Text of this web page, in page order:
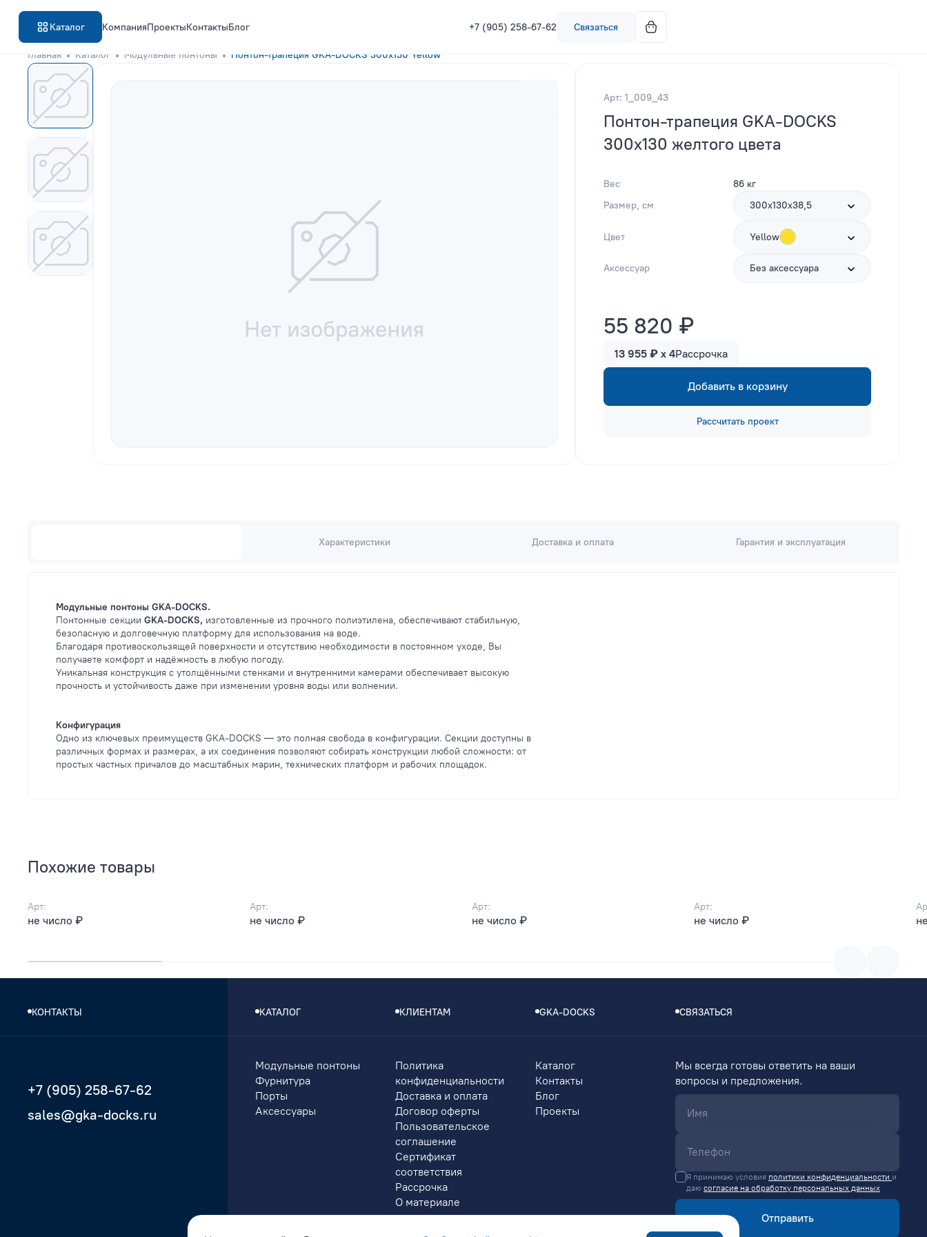
Каталог КомпанияПроектыКонтактыБлог +7 (905) 258-67-62 Связаться
Главная Каталог Модульные понтоны Понтон-трапеция GKA-DOCKS 300x130 Yellow
Арт: 1_009_43
Понтон-трапеция GKA-DOCKS
300x130 желтого цвета
Вес
86 кг
Размер, см
300х130х38,5
Цвет Yellow
Аксессуар Без аксессуара
55 820 ₽
13 955 ₽ x 4Рассрочка
Добавить в корзину
Рассчитать проект
Характеристики Доставка и оплата Гарантия и эксплуатация
Модульные понтоны GKA-DOCKS.
Понтонные секции GKA-DOCKS, изготовленные из прочного полиэтилена, обеспечивают стабильную,
безопасную и долговечную платформу для использования на воде.
Благодаря противоскользящей поверхности и отсутствию необходимости в постоянном уходе, Вы
получаете комфорт и надёжность в любую погоду.
Уникальная конструкция с утолщёнными стенками и внутренними камерами обеспечивает высокую
прочность и устойчивость даже при изменении уровня воды или волнении.
Конфигурация
Одно из ключевых преимуществ GKA-DOCKS — это полная свобода в конфигурации. Секции доступны в
различных формах и размерах, а их соединения позволяют собирать конструкции любой сложности: от
простых частных причалов до масштабных марин, технических платформ и рабочих площадок.
Похожие товары
Арт:
не число ₽
Арт:
не число ₽
Арт:
не число ₽
Арт:
не число ₽
КОНТАКТЫ
+7 (905) 258-67-62
sales@gka-docks.ru
КАТАЛОГ КЛИЕНТАМ GKA-DOCKS СВЯЗАТЬСЯ
Модульные понтоны
Фурнитура
Порты
Аксессуары
Политика
конфиденциальности
Доставка и оплата
Договор оферты
Пользовательское
соглашение
Сертификат
соответствия
Рассрочка
О материале
Каталог
Контакты
Блог
Проекты
Мы всегда готовы ответить на ваши
вопросы и предложения.
Я принимаю условия политики конфиденциальности и
даю согласие на обработку персональных данных
Отправить